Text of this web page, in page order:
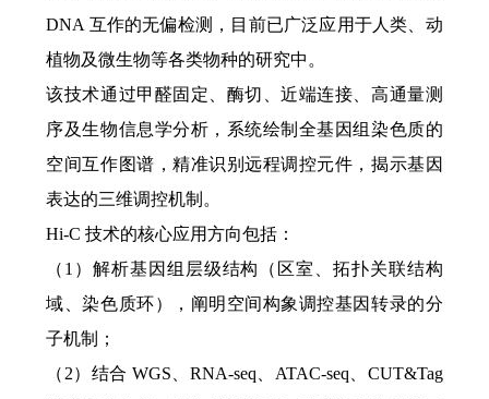
DNA 互作的无偏检测，目前已广泛应用于人类、动
植物及微生物等各类物种的研究中。
该技术通过甲醛固定、酶切、近端连接、高通量测
序及生物信息学分析，系统绘制全基因组染色质的
空间互作图谱，精准识别远程调控元件，揭示基因
表达的三维调控机制。
Hi-C 技术的核心应用方向包括：
（ 1）解析基因组层级结构（区室、拓扑关联结构
域、染色质环），阐明空间构象调控基因转录的分
子机制；
（ 2）结合 WGS、RNA-seq、ATAC-seq、CUT&Tag